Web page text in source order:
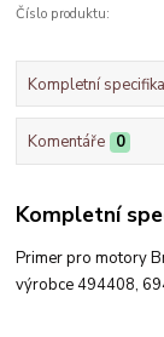
Číslo produktu:
Kompletní
Komentáře 0
Kompletní
Primer pro motory
výrobce 494408,